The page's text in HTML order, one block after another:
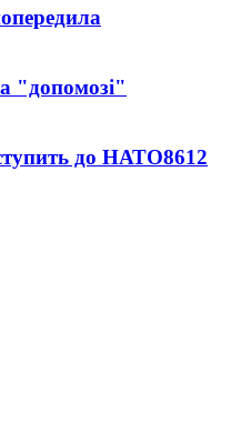
"допомозі"
до НАТО8612